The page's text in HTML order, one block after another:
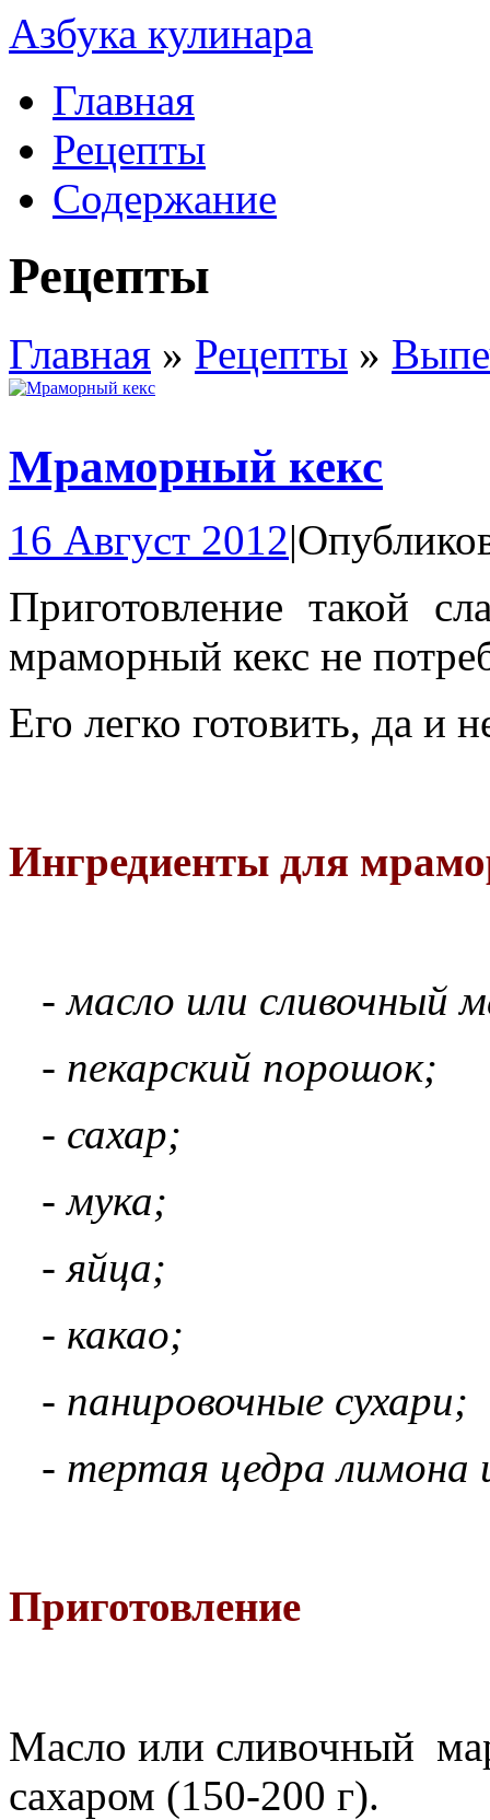
Азбука кулинара
Главная
Рецепты
Содержание
Рецепты
Главная » Рецепты »
Мраморный кекс
16 Август 2012|
Приготовление такой
мраморный кекс не
Его легко готовить, да и
Ингредиенты для
- масло или сливочный
- пекарский порошок;
- сахар;
- мука;
- яйца;
- какао;
- панировочные сухари;
- тертая цедра лимона
Приготовление
Масло или сливочный
сахаром (150-200 г).